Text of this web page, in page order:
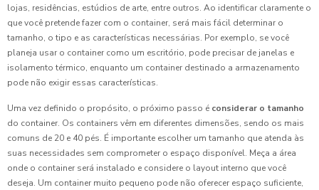
lojas, residências, estúdios de arte, entre outros. Ao identificar claramente o
que você pretende fazer com o container, será mais fácil determinar o
tamanho, o tipo e as características necessárias. Por exemplo, se você
planeja usar o container como um escritório, pode precisar de janelas e
isolamento térmico, enquanto um container destinado a armazenamento
pode não exigir essas características.
Uma vez definido o propósito, o próximo passo é considerar o tamanho
do container. Os containers vêm em diferentes dimensões, sendo os mais
comuns de 20 e 40 pés. É importante escolher um tamanho que atenda às
suas necessidades sem comprometer o espaço disponível. Meça a área
onde o container será instalado e considere o layout interno que você
deseja. Um container muito pequeno pode não oferecer espaço suficiente,